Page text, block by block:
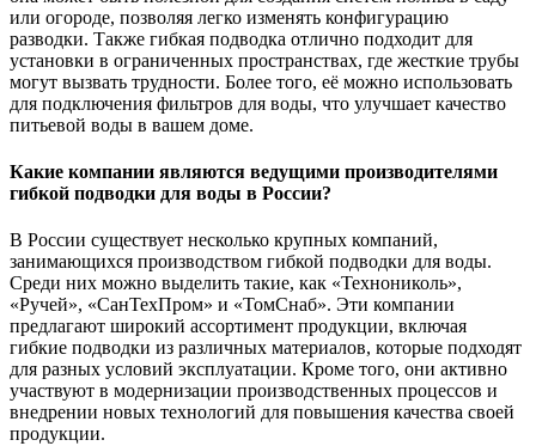
или огороде, позволяя легко изменять конфигурацию
разводки. Также гибкая подводка отлично подходит для
установки в ограниченных пространствах, где жесткие трубы
могут вызвать трудности. Более того, её можно использовать
для подключения фильтров для воды, что улучшает качество
питьевой воды в вашем доме.
Какие компании являются ведущими производителями
гибкой подводки для воды в России?
В России существует несколько крупных компаний,
занимающихся производством гибкой подводки для воды.
Среди них можно выделить такие, как «Технониколь»,
«Ручей», «СанТехПром» и «ТомСнаб». Эти компании
предлагают широкий ассортимент продукции, включая
гибкие подводки из различных материалов, которые подходят
для разных условий эксплуатации. Кроме того, они активно
участвуют в модернизации производственных процессов и
внедрении новых технологий для повышения качества своей
продукции.